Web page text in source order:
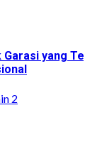
yang
2